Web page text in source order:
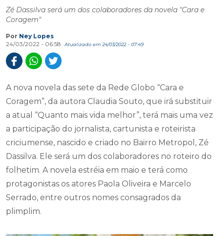
PorNey Lopes
24/03/2022 - 06:58
A nova novela das sete da Rede Globo “Cara e
Coragem”, da autora Claudia Souto, que irá substituir
a atual “Quanto mais vida melhor”, terá mais uma vez
a participação do jornalista, cartunista e roteirista
criciumense, nascido e criado no Bairro Metropol, Zé
Dassilva. Ele será um dos colaboradores no roteiro do
folhetim. A novela estréia em maio e terá como
protagonistas os atores Paola Oliveira e Marcelo
Serrado, entre outros nomes consagrados da
plimplim.